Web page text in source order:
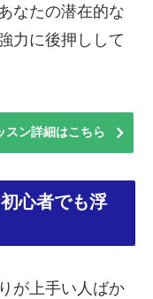
なたの潜在的な
力に後押しして
スン詳細はこちら
心者でも浮
が上手い人ばか